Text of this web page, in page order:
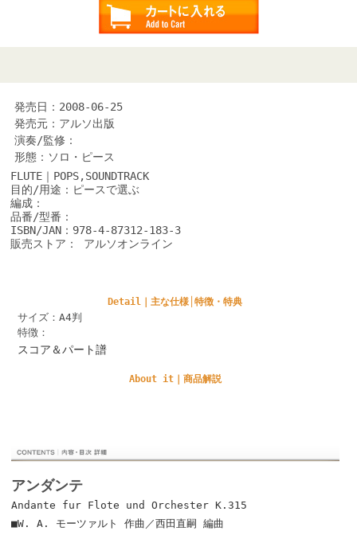
発売日：2008-06-25
発売元：アルソ出版
演奏/監修：
形態：ソロ・ピース
FLUTE｜POPS,SOUNDTRACK
目的/用途：ピースで選ぶ
編成：
品番/型番：
ISBN/JAN：978-4-87312-183-3
販売ストア： アルソオンライン
Detail｜主な仕様│特徴・特典
サイズ：A4判
特徴：
スコア＆パート譜
About it｜商品解説
アンダンテ
Andante fur Flote und Orchester K.315
■W. A. モーツァルト 作曲／西田直嗣 編曲